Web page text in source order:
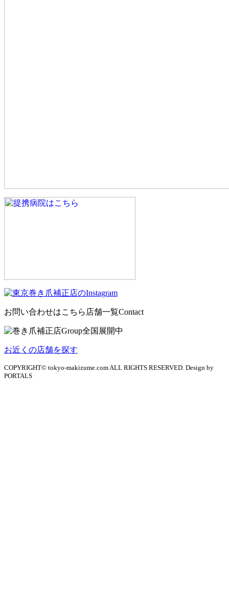
お問い合わせはこちら 店舗一覧Contact
お近くの店舗を探す
COPYRIGHT© tokyo-makizume.com ALL RIGHTS RESERVED. Design by
PORTALS